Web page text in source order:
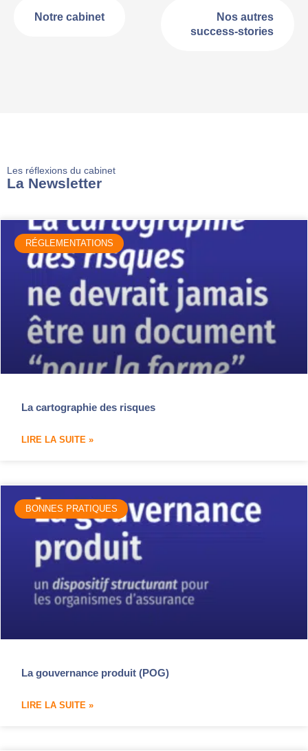
Notre cabinet
Nos autres
success-stories
Les réflexions du cabinet
La Newsletter
RÉGLEMENTATIONS
La cartographie des risques
LIRE LA SUITE »
BONNES PRATIQUES
La gouvernance produit (POG)
LIRE LA SUITE »